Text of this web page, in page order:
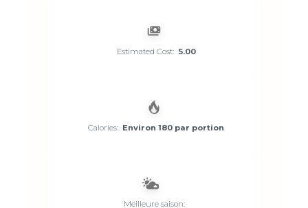
Estimated Cost: 5.00
Calories: Environ 180 par portion
Meilleure saison: